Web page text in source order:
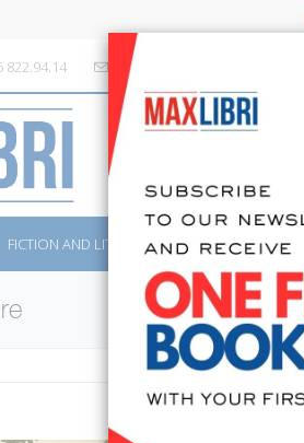
822.94.14 info@maxlibri.it
FICTION AND LITERATURE NON FICTION